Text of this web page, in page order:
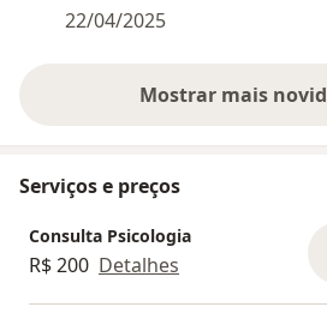
22/04/2025
Serviços e preços
Consulta Psicologia
R$ 200 Detalhes